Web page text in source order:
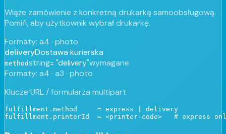
Wiąże zamówienie z konkretną drukarką samoobsługową.
Pomiń, aby użytkownik wybrał drukarkę.
Formaty: a4 · photo
deliveryDostawa kurierska
methodstring= "delivery"wymagane
Formaty: a4 · a3 · photo
Klucze URL / formularza multipart
fulfillment.method     = express | delivery
fulfillment.printerId  = <printer-code>   # express